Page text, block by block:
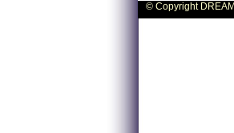
© Copyright